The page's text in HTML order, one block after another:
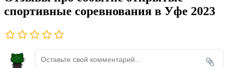
спортивные соревнования в Уфе 2023